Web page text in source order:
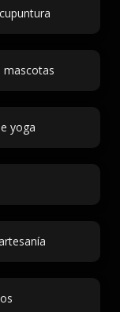
mascotas
yoga